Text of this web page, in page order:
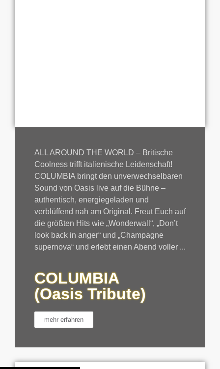
ALL AROUND THE WORLD – Britische
Coolness trifft italienische Leidenschaft!
COLUMBIA bringt den unverwechselbaren
Sound von Oasis live auf die Bühne –
authentisch, energiegeladen und
verblüffend nah am Original. Freut Euch auf
die größten Hits wie „Wonderwall“, „Don’t
look back in anger“ und „Champagne
supernova“ und erlebt einen Abend voller ...
COLUMBIA
(Oasis Tribute)
mehr erfahren